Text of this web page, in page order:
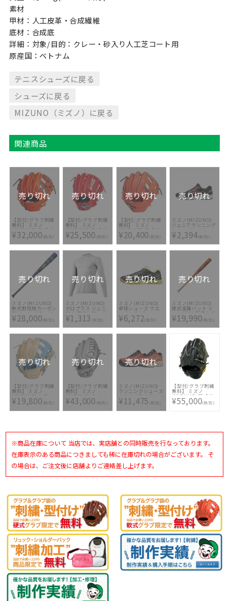
素材
甲材：人工皮革・合成繊維
底材：合成底
詳細：対象/目的：クレー・砂入り人工芝コート用
原産国：ベトナム
テニスシューズに戻る
シューズに戻る
MIZUNO（ミズノ）に戻る
関連商品
売り切れ
【型付/グラブ刺繍
無料】 ミズノ
(MIZUNO) 軟式グ
ラブ BSSショップ
限定 5DNAテクノロ
ジー 1AJGR26213-
52 [ 型付け無料 軟
式グラブ刺繍2ヶ所
無料(単色のみ)]
¥32,000(税別)
売り切れ
【型付/グラブ刺繍
無料】 ミズノ
(MIZUNO) 軟式グ
ラブ グローバルエ
リート HSelection
インフィニティ 限
定モデル
1AJGR25307-70 [
ラブ刺繍2ヶ所無料
(単色のみ)]
¥25,500(税別)
売り切れ
【型付/グラブ刺繍
無料】 ミズノ
(MIZUNO) 軟式グ
ラブ グローバルエ
リート Hselection
SIGNA 内野手用
1AJGR29613-52 [
(単色のみ)]
¥20,400(税別)
売り切れ
ミズノ(MIZUNO)
ジュニアランニング
イザー22
K1GC2020-62
¥2,394(税別)
売り切れ
ミズノ(MIZUNO)
軟式野球用カーボン
製バット ビヨンド
マックスキング2
1CJBR10784-14
¥28,000(税別)
売り切れ
ミズノ(MIZUNO)
ゼロプラス ジュニ
ア 丸首長袖アンダ
ーシャツ
12JA5P5001
¥1,313 (税別)
売り切れ
ミズノ(MIZUNO)
卓球シューズ ウエ
ーブメダル6
81GA191547
¥6,272(税別)
売り切れ
ミズノ(MIZUNO)
硬式金属バット Ｖ
コング 02 限定カラ
ー 2TH20441-50M
¥19,990(税別)
売り切れ
【型付/グラブ刺繍
無料】 ミズノ
(MIZUNO) ソフト
ボール用グラブ
1AJGS28403-2180
[ 型付け無料 ソフト
1ヶ所+3300円(税
¥19,800(税別)
売り切れ
【型付/グラブ刺繍
無料】 ミズノ
(MIZUNO) ミズノ
プロ 軟式グラブ
1AJGR29007-05 [
型付け無料 軟式グ
¥43,000(税別)
売り切れ
ミズノ(MIZUNO)
ランニングシューズ
ウエーブライダー
27 J1GC230307
¥11,475 (税別)
【型付/グラブ刺繍
無料】 ミズノ
(MIZUNO) 硬式グ
ラブ 菅野型
1AJGH97801-09 [
1ヶ所+3300円(税
¥55,000(税別)
※商品在庫について 当店では、実店舗との同時販売を行なっております。
在庫表示のある商品につきましても稀に在庫切れの場合がございます。 そ
の場合は、ご注文後に店舗よりご連絡差し上げます。